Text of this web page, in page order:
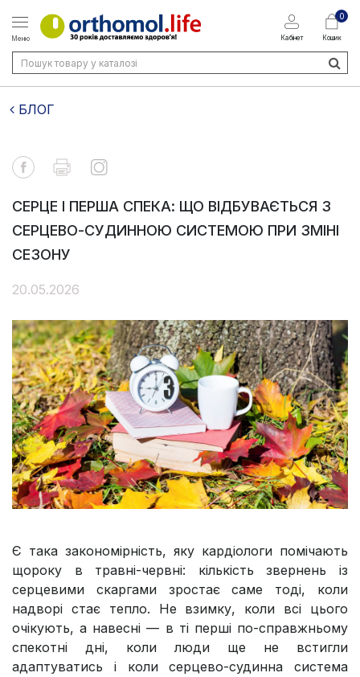
Меню Кабінет
0
Кошик
БЛОГ
СЕРЦЕ І ПЕРША СПЕКА: ЩО ВІДБУВАЄТЬСЯ З
СЕРЦЕВО-СУДИННОЮ СИСТЕМОЮ ПРИ ЗМІНІ
СЕЗОНУ
20.05.2026
Є така закономірність, яку кардіологи помічають
щороку в травні-червні: кількість звернень із
серцевими скаргами зростає саме тоді, коли
надворі стає тепло. Не взимку, коли всі цього
очікують, а навесні — в ті перші по-справжньому
спекотні дні, коли люди ще не встигли
адаптуватись і коли серцево-судинна система